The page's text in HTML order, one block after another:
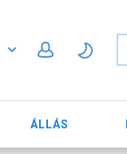
ÁLLÁS